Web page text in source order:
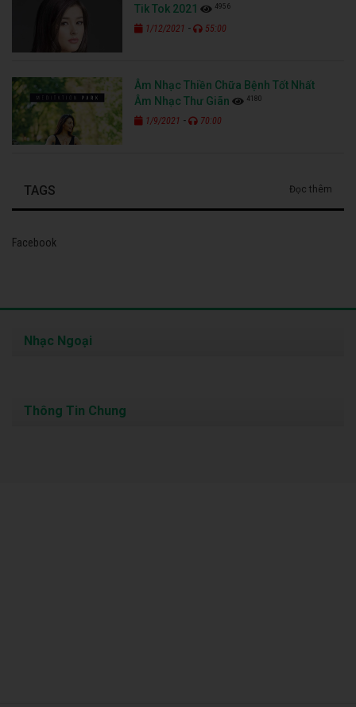
Tik Tok 2021
4956
1/12/2021 - 55:00
Âm Nhạc Thiền Chữa Bệnh Tốt Nhất
Âm Nhạc Thư Giãn
4180
1/9/2021 - 70:00
TAGS Đọc thêm
Facebook
Nhạc Ngoại
Thông Tin Chung